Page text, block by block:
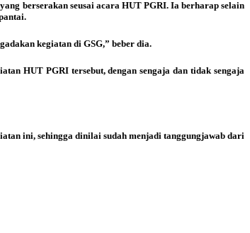
berserakan seusai acara HUT PGRI. Ia berharap selain
kegiatan di GSG,” beber dia.
HUT PGRI tersebut, dengan sengaja dan tidak sengaja
ini, sehingga dinilai sudah menjadi tanggungjawab dari